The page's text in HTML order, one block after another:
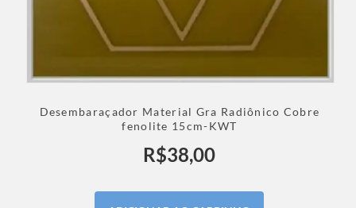
Desembaraçador Material Gra Radiônico Cobre
fenolite 15cm-KWT
R$38,00